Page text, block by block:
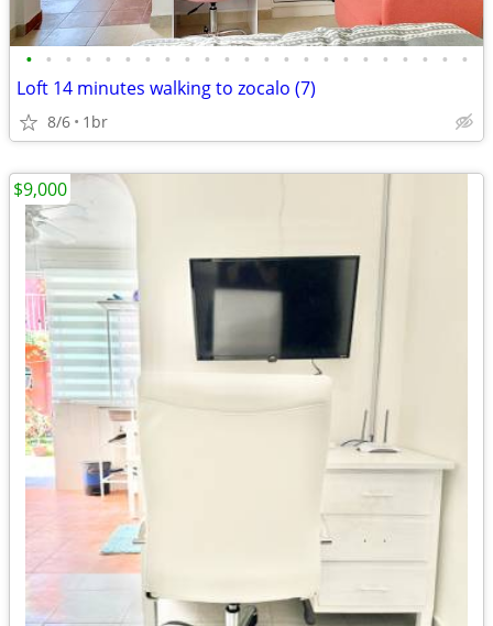
• • • • • • • • • • • • • • • • • • • • • • •
Loft 14 minutes walking to zocalo (7)
8/6 1br
$9,000